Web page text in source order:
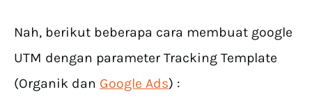
Nah, berikut beberapa cara membuat google
UTM dengan parameter Tracking Template
(Organik dan Google Ads) :